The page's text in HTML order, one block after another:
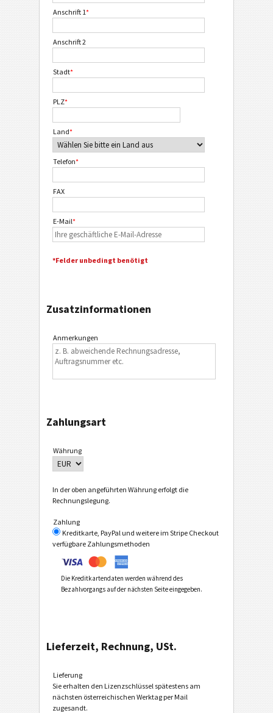
Anschrift 1*
Anschrift 2
Stadt*
PLZ*
Land*
Telefon*
FAX
E-Mail*
*Felder unbedingt benötigt
Zusatzinformationen
Anmerkungen
Zahlungsart
Währung
In der oben angeführten Währung erfolgt die
Rechnungslegung.
Zahlung
Kreditkarte, PayPal und weitere im Stripe Checkout
verfügbare Zahlungsmethoden
Die Kreditkartendaten werden während des
Bezahlvorgangs auf der nächsten Seite eingegeben.
Lieferzeit, Rechnung, USt.
Lieferung
Sie erhalten den Lizenzschlüssel spätestens am
nächsten österreichischen Werktag per Mail
zugesandt.